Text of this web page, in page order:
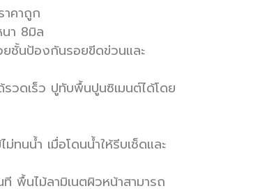
คาถูก
า 8มิล
ชั้นป้องกันรอยขีดข่วนและ
วดเร็ว ปูทับพื้นปูนซิเมนต์ได้โดย
ทนน้ำ เมื่อโดนน้ำให้รีบเช็ดและ
พื้นไม้ลามิเนตผิวหน้าสามารถ